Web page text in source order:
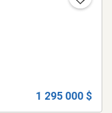
1 295 000 $